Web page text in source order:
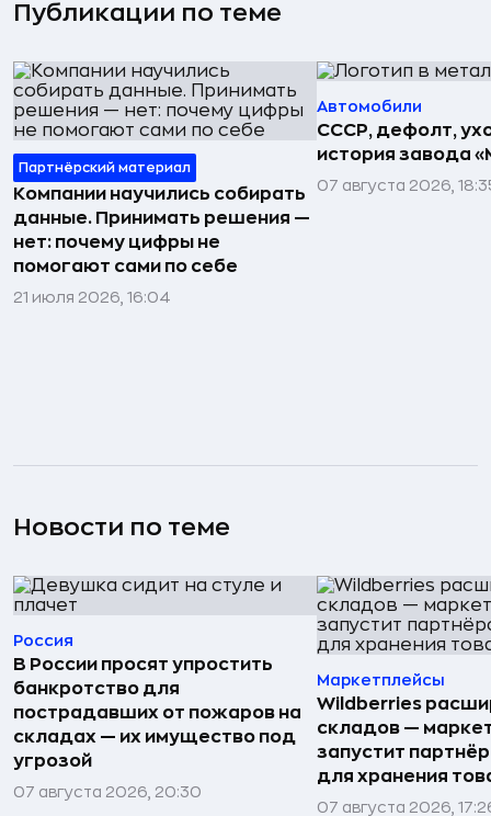
Публикации по теме
Партнёрский материал
Компании научились собирать
данные. Принимать решения —
нет: почему цифры не
помогают сами по себе
21 июля 2026, 16:04
Автомобили
СССР, дефолт,
история завода
07 августа 2026,
Новости по теме
Россия
В России просят упростить
банкротство для
пострадавших от пожаров на
складах — их имущество под
угрозой
07 августа 2026, 20:30
Маркетплейсы
Wildberries
складов —
запустит
для хранения
07 августа 2026,